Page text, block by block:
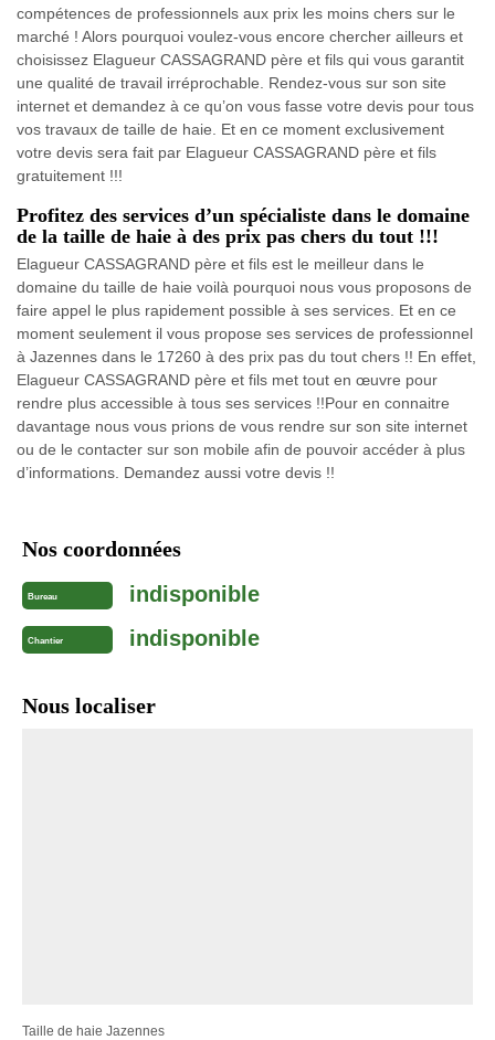
compétences de professionnels aux prix les moins chers sur le
marché ! Alors pourquoi voulez-vous encore chercher ailleurs et
choisissez Elagueur CASSAGRAND père et fils qui vous garantit
une qualité de travail irréprochable. Rendez-vous sur son site
internet et demandez à ce qu’on vous fasse votre devis pour tous
vos travaux de taille de haie. Et en ce moment exclusivement
votre devis sera fait par Elagueur CASSAGRAND père et fils
gratuitement !!!
Profitez des services d’un spécialiste dans le domaine
de la taille de haie à des prix pas chers du tout !!!
Elagueur CASSAGRAND père et fils est le meilleur dans le
domaine du taille de haie voilà pourquoi nous vous proposons de
faire appel le plus rapidement possible à ses services. Et en ce
moment seulement il vous propose ses services de professionnel
à Jazennes dans le 17260 à des prix pas du tout chers !! En effet,
Elagueur CASSAGRAND père et fils met tout en œuvre pour
rendre plus accessible à tous ses services !!Pour en connaitre
davantage nous vous prions de vous rendre sur son site internet
ou de le contacter sur son mobile afin de pouvoir accéder à plus
d’informations. Demandez aussi votre devis !!
Nos coordonnées
Bureau indisponible
Chantier indisponible
Nous localiser
Taille de haie Jazennes